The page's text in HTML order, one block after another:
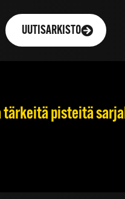
UUTISARKISTO
tärkeitä pisteitä